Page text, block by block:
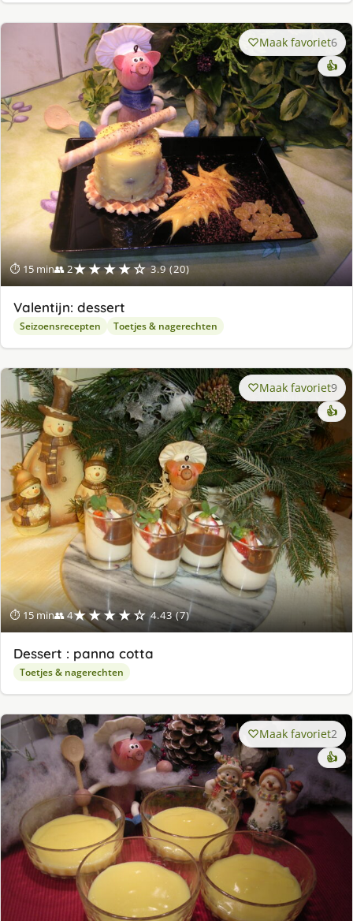
⏱ 15 min👥 2★★★★☆ 3.9 (20)
Maak favoriet6
👍
Valentijn: dessert
Seizoensrecepten Toetjes & nagerechten
⏱ 15 min👥 4★★★★☆ 4.43 (7)
Maak favoriet9
👍
Dessert : panna cotta
Toetjes & nagerechten
Maak favoriet2
👍